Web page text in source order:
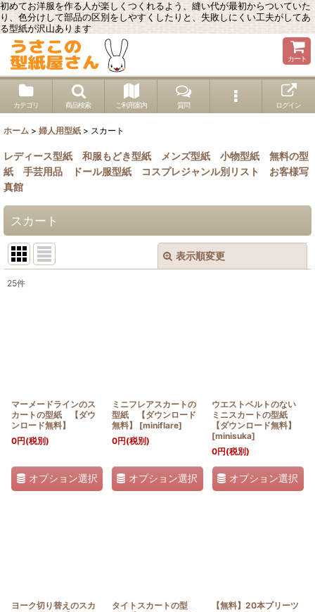
初めてお洋服を作る人が楽しくつくれるよう、縫い代が最初からついていた
り、色分けして部品の区別をしやすくしたりと、失敗しにくい工夫がしてあ
る型紙が沢山あります
カート
カテゴリ 商品検索 ご利用案内 質問 ログイン
ホーム > 婦人用型紙 > スカート
レディース型紙 和服もどき型紙 メンズ型紙 小物型紙
無料の型
紙
手芸用品 ドール服型紙 コスプレジャンル別リスト
お客様写
真館
スカート
表示順変更
25件
マーメードラインのス
カートの型紙 【ダウ
ンロード無料】
0円(税別)
オプション選択
ミニフレアスカートの
型紙 【ダウンロード
無料】
[miniflare]
0円(税別)
オプション選択
ウエストベルトのない
ミニスカートの型紙
【ダウンロード無料】
[minisuka]
0円(税別)
オプション選択
ヨーク切り替えのスカ
タイトスカートの型
【無料】20本プリーツ